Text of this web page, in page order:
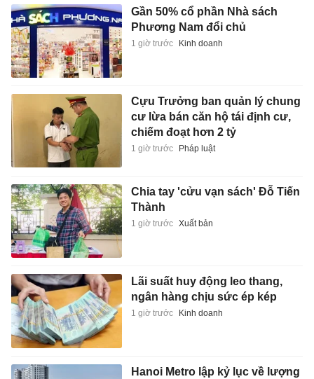
Gần 50% cổ phần Nhà sách
Phương Nam đổi chủ
1 giờ trước Kinh doanh
Cựu Trưởng ban quản lý chung
cư lừa bán căn hộ tái định cư,
chiếm đoạt hơn 2 tỷ
1 giờ trước Pháp luật
Chia tay 'cửu vạn sách' Đỗ Tiến
Thành
1 giờ trước Xuất bản
Lãi suất huy động leo thang,
ngân hàng chịu sức ép kép
1 giờ trước Kinh doanh
Hanoi Metro lập kỷ lục về lượng